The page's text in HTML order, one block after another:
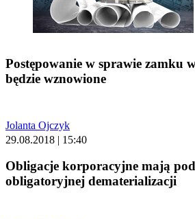
Postępowanie w sprawie zamku
będzie wznowione
Jolanta Ojczyk
29.08.2018 | 15:40
Obligacje korporacyjne mają
obligatoryjnej dematerializacji